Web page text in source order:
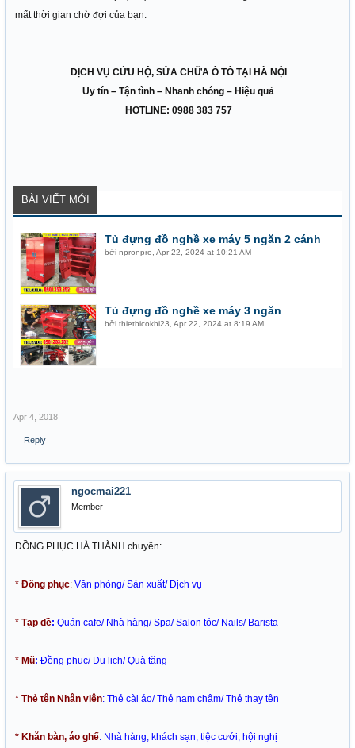
mất thời gian chờ đợi của bạn.
DỊCH VỤ CỨU HỘ, SỬA CHỮA Ô TÔ TẠI HÀ NỘI
Uy tín – Tận tình – Nhanh chóng – Hiệu quả
HOTLINE: 0988 383 757
BÀI VIẾT MỚI
Tủ đựng đồ nghề xe máy 5 ngăn 2 cánh
bởinpronpro ,Apr 22, 2024 at 10:21 AM
Tủ đựng đồ nghề xe máy 3 ngăn
bởithietbicokhi23 ,Apr 22, 2024 at 8:19 AM
Apr 4, 2018
Reply
ngocmai221
Member
ĐỒNG PHỤC HÀ THÀNH chuyên:
* Đồng phục: Văn phòng/ Sản xuất/ Dịch vụ
* Tạp dề: Quán cafe/ Nhà hàng/ Spa/ Salon tóc/ Nails/ Barista
* Mũ: Đồng phục/ Du lịch/ Quà tặng
* Thẻ tên Nhân viên: Thẻ cài áo/ Thẻ nam châm/ Thẻ thay tên
* Khăn bàn, áo ghế: Nhà hàng, khách sạn, tiệc cưới, hội nghị